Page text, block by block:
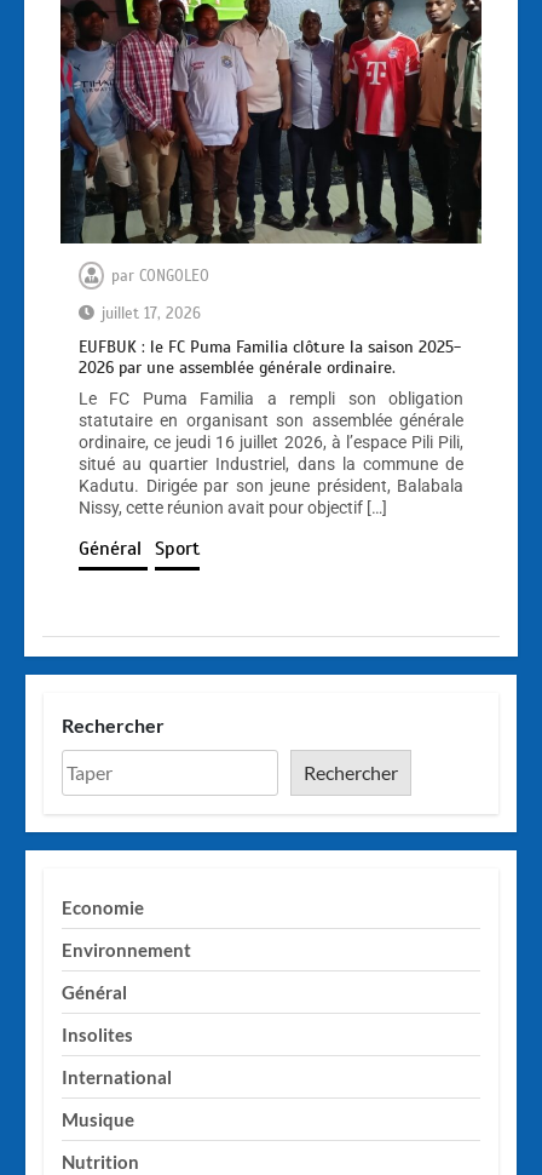
par CONGOLEO
juillet 17, 2026
EUFBUK : le FC Puma Familia clôture la saison 2025-
2026 par une assemblée générale ordinaire.
Le FC Puma Familia a rempli son obligation
statutaire en organisant son assemblée générale
ordinaire, ce jeudi 16 juillet 2026, à l’espace Pili Pili,
situé au quartier Industriel, dans la commune de
Kadutu. Dirigée par son jeune président, Balabala
Nissy, cette réunion avait pour objectif […]
Général Sport
Rechercher
Rechercher
Economie
Environnement
Général
Insolites
International
Musique
Nutrition